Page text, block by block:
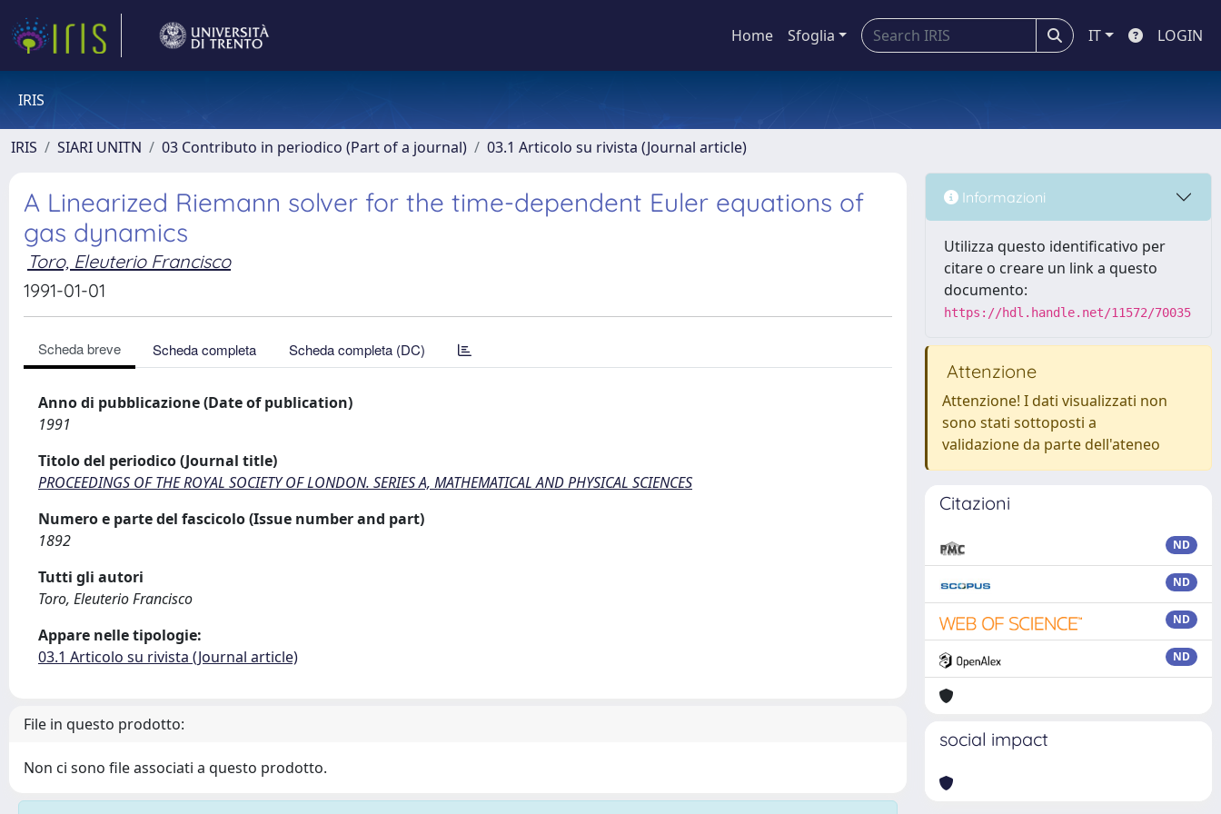
Home Sfoglia IT LOGIN
IRIS
IRIS SIARI UNITN 03 Contributo in periodico (Part of a journal) 03.1 Articolo su rivista (Journal article)
A Linearized Riemann solver for the time-dependent Euler equations of
gas dynamics
Toro, Eleuterio Francisco
1991-01-01
Scheda breve Scheda completa Scheda completa (DC)
Anno di pubblicazione (Date of publication)
1991
Titolo del periodico (Journal title)
PROCEEDINGS OF THE ROYAL SOCIETY OF LONDON. SERIES A, MATHEMATICAL AND PHYSICAL SCIENCES
Numero e parte del fascicolo (Issue number and part)
1892
Tutti gli autori
Toro, Eleuterio Francisco
Appare nelle tipologie:
03.1 Articolo su rivista (Journal article)
File in questo prodotto:
Non ci sono file associati a questo prodotto.
Informazioni
Utilizza questo identificativo per
citare o creare un link a questo
documento:
https://hdl.handle.net/11572/70035
Attenzione
Attenzione! I dati visualizzati non
sono stati sottoposti a
validazione da parte dell'ateneo
Citazioni
ND
ND
ND
ND
social impact